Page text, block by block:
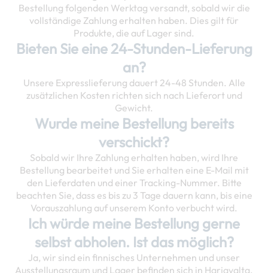
Bestellung folgenden Werktag versandt, sobald wir die
vollständige Zahlung erhalten haben. Dies gilt für
Produkte, die auf Lager sind.
Bieten Sie eine 24-Stunden-Lieferung
an?
Unsere Expresslieferung dauert 24-48 Stunden. Alle
zusätzlichen Kosten richten sich nach Lieferort und
Gewicht.
Wurde meine Bestellung bereits
verschickt?
Sobald wir Ihre Zahlung erhalten haben, wird Ihre
Bestellung bearbeitet und Sie erhalten eine E-Mail mit
den Lieferdaten und einer Tracking-Nummer. Bitte
beachten Sie, dass es bis zu 3 Tage dauern kann, bis eine
Vorauszahlung auf unserem Konto verbucht wird.
Ich würde meine Bestellung gerne
selbst abholen. Ist das möglich?
Ja, wir sind ein finnisches Unternehmen und unser
Ausstellungsraum und Lager befinden sich in Harjavalta.